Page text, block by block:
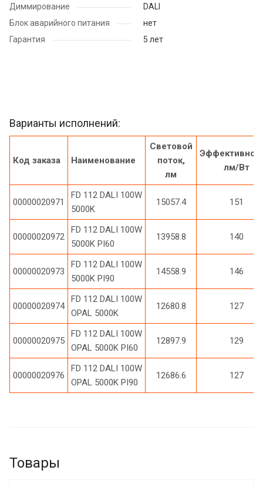
Диммирование
DALI
Блок аварийного питания
нет
Гарантия
5 лет
Варианты исполнений:
Код заказа Наименование
Световой
поток,
лм
лм/Вт
00000020971
FD 112 DALI 100W
5000K
15057.4 151
00000020972
FD 112 DALI 100W
5000K PI60
13958.8 140
00000020973
FD 112 DALI 100W
5000K PI90
14558.9 146
00000020974
FD 112 DALI 100W
OPAL 5000K
12680.8 127
00000020975
FD 112 DALI 100W
OPAL 5000K PI60
12897.9 129
00000020976
FD 112 DALI 100W
OPAL 5000K PI90
12686.6 127
Товары